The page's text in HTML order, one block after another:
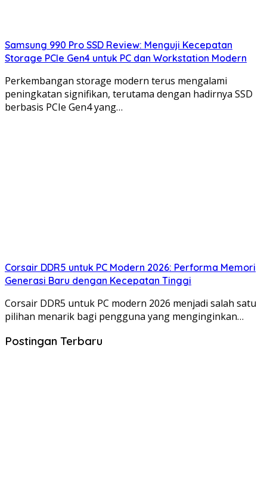
Samsung 990 Pro SSD Review: Menguji Kecepatan
Storage PCIe Gen4 untuk PC dan Workstation Modern
Perkembangan storage modern terus mengalami
peningkatan signifikan, terutama dengan hadirnya SSD
berbasis PCIe Gen4 yang…
Corsair DDR5 untuk PC Modern 2026: Performa Memori
Generasi Baru dengan Kecepatan Tinggi
Corsair DDR5 untuk PC modern 2026 menjadi salah satu
pilihan menarik bagi pengguna yang menginginkan…
Postingan Terbaru